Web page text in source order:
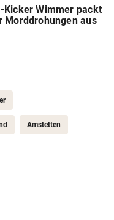
Kicker Wimmer packt
Morddrohungen aus
Amstetten